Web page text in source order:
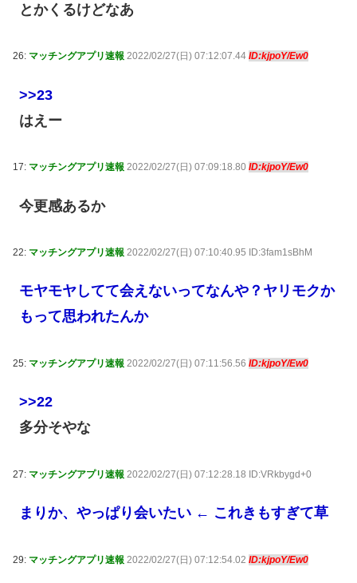
とかくるけどなあ
26: マッチングアプリ速報 2022/02/27(日) 07:12:07.44 ID:kjpoY/Ew0
>>23
はえー
17: マッチングアプリ速報 2022/02/27(日) 07:09:18.80 ID:kjpoY/Ew0
今更感あるか
22: マッチングアプリ速報 2022/02/27(日) 07:10:40.95 ID:3fam1sBhM
モヤモヤしてて会えないってなんや？ヤリモクか
もって思われたんか
25: マッチングアプリ速報 2022/02/27(日) 07:11:56.56 ID:kjpoY/Ew0
>>22
多分そやな
27: マッチングアプリ速報 2022/02/27(日) 07:12:28.18 ID:VRkbygd+0
まりか、やっぱり会いたい ← これきもすぎて草
29: マッチングアプリ速報 2022/02/27(日) 07:12:54.02 ID:kjpoY/Ew0